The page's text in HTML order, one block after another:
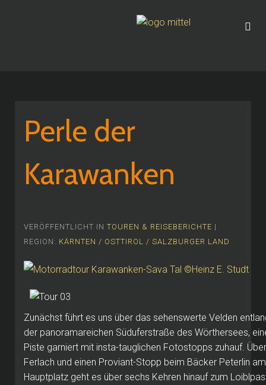
Perle der
Karawanken
VERÖFFENTLICHT IN TOUREN & REISEBERICHTE |
REGION: KÄRNTEN / OSTTIROL / SALZBURGER LAND
Zunächst führt es uns über das sehenswerte Velden
der panoramareichen Süduferstraße des Wörthersees,
Piste garniert mit insta-tauglichen Fotostopps zuhauf. Über
Ferlach und einen Proviant-Stopp beim Bäcker Peterlin am
Hauptplatz geht es über sechs Kehren hinauf zum